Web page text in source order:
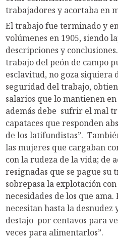
trabajadores y acortaba en
El trabajo fue terminado y
volúmenes en 1905, siendo
descripciones y
trabajo del peón de campo
esclavitud, no goza siquiera
seguridad del trabajo,
salarios que lo mantienen
además debe sufrir el mal
capataces que responden
de los latifundistas”.
las mujeres que cargaban
con la rudeza de la vida; de
resignadas que se pague su
sobrepasa la explotación
necesidades de los que
necesitan hasta la
destajo por centavos para
veces para alimentarlos”.